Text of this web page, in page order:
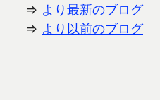
⇒ より最新のブログ
⇒ より以前のブログ